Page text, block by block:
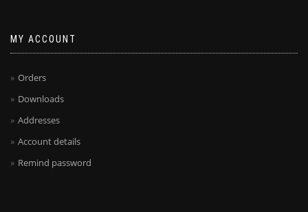
MY ACCOUNT
Orders
Downloads
Addresses
Account details
Remind password